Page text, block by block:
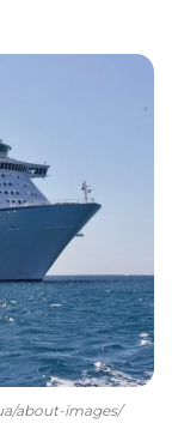
about-images/